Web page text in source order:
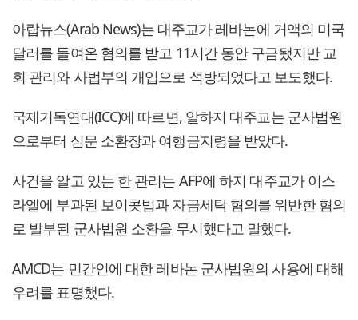
아랍뉴스(Arab News)는 대주교가 레바논에 거액의 미국
달러를 들여온 혐의를 받고 11시간 동안 구금됐지만 교
회 관리와 사법부의 개입으로 석방되었다고 보도했다.
국제기독연대(ICC)에 따르면, 알하지 대주교는 군사법원
으로부터 심문 소환장과 여행금지령을 받았다.
사건을 알고 있는 한 관리는 AFP에 하지 대주교가 이스
라엘에 부과된 보이콧법과 자금세탁 혐의를 위반한 혐의
로 발부된 군사법원 소환을 무시했다고 말했다.
AMCD는 민간인에 대한 레바논 군사법원의 사용에 대해
우려를 표명했다.